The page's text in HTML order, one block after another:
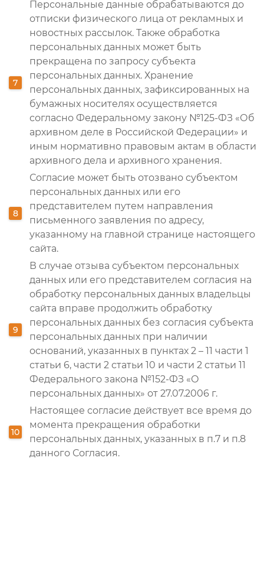
Персональные данные обрабатываются до
отписки физического лица от рекламных и
новостных рассылок. Также обработка
персональных данных может быть
прекращена по запросу субъекта
персональных данных. Хранение
персональных данных, зафиксированных на
бумажных носителях осуществляется
согласно Федеральному закону №125-ФЗ «Об
архивном деле в Российской Федерации» и
иным нормативно правовым актам в области
архивного дела и архивного хранения.
Согласие может быть отозвано субъектом
персональных данных или его
представителем путем направления
письменного заявления по адресу,
указанному на главной странице настоящего
сайта.
В случае отзыва субъектом персональных
данных или его представителем согласия на
обработку персональных данных владельцы
сайта вправе продолжить обработку
персональных данных без согласия субъекта
персональных данных при наличии
оснований, указанных в пунктах 2 – 11 части 1
статьи 6, части 2 статьи 10 и части 2 статьи 11
Федерального закона №152-ФЗ «О
персональных данных» от 27.07.2006 г.
Настоящее согласие действует все время до
момента прекращения обработки
персональных данных, указанных в п.7 и п.8
данного Согласия.